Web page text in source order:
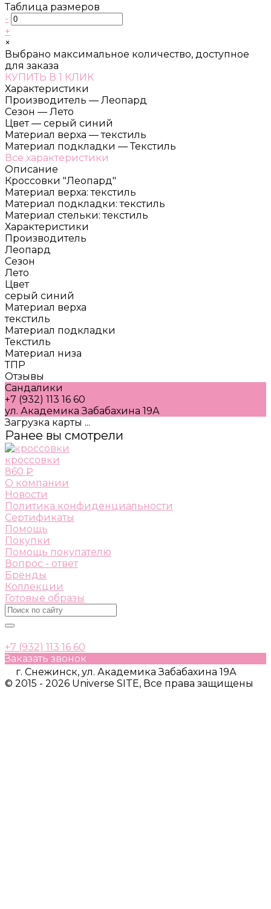
Таблица размеров
-
+
×
Выбрано максимальное количество, доступное
для заказа
КУПИТЬ В 1 КЛИК
Характеристики
Производитель — Леопард
Сезон — Лето
Цвет — серый синий
Материал верха — текстиль
Материал подкладки — Текстиль
Все характеристики
Описание
Кроссовки "Леопард"
Материал верха: текстиль
Материал подкладки: текстиль
Материал стельки: текстиль
Характеристики
Производитель
Леопард
Сезон
Лето
Цвет
серый синий
Материал верха
текстиль
Материал подкладки
Текстиль
Материал низа
ТПР
Отзывы
Сандалики
+7 (932) 113 16 60
ул. Академика Забабахина 19А
Загрузка карты ...
Ранее вы смотрели
кроссовки
860 ₽
О компании
Новости
Политика конфиденциальности
Сертификаты
Помощь
Покупки
Помощь покупателю
Вопрос - ответ
Бренды
Коллекции
Готовые образы
+7 (932) 113 16 60
Заказать звонок
г. Снежинск, ул. Академика Забабахина 19А
© 2015 - 2026 Universe SITE, Все права защищены